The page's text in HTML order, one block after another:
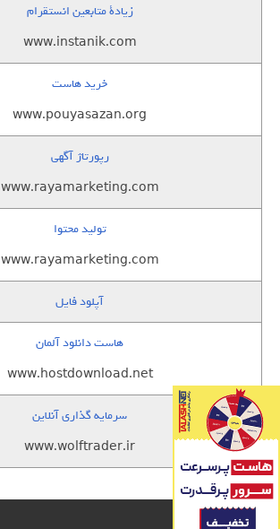
زيادة متابعين انستقرام
www.instanik.com
خرید هاست
www.pouyasazan.org
رپورتاژ آگهی
www.rayamarketing.com
تولید محتوا
www.rayamarketing.com
آپلود فایل
هاست دانلود آلمان
www.hostdownload.net
سرمایه گذاری آنلاین
www.wolftrader.ir